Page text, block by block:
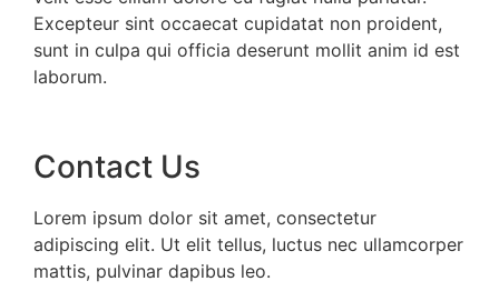
Excepteur sint occaecat cupidatat non proident,
sunt in culpa qui officia deserunt mollit anim id est
laborum.
Contact Us
Lorem ipsum dolor sit amet, consectetur
adipiscing elit. Ut elit tellus, luctus nec ullamcorper
mattis, pulvinar dapibus leo.